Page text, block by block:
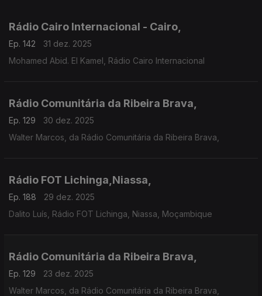
Rádio Cairo Internacional - Cairo,
Ep. 142
31 dez. 2025
Mohamed Abid. El Kamel, Rádio Cairo Internacional
Rádio Comunitária da Ribeira Brava,
Ep. 129
30 dez. 2025
Walter Marcos, da Rádio Comunitária da Ribeira Brava,
Rádio FOT Lichinga,Niassa,
Ep. 188
29 dez. 2025
Dalito Luís, Rádio FOT Lichinga, Niassa, Moçambique
Rádio Comunitária da Ribeira Brava,
Ep. 129
23 dez. 2025
Walter Marcos, da Rádio Comunitária da Ribeira Brava,